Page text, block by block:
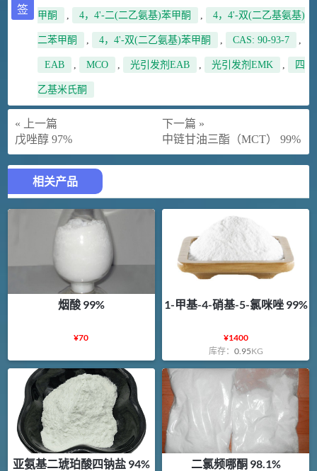
签
甲酮 , 4，4'-二(二乙氨基)苯甲酮 , 4，4'-双(二乙基氨基)
二苯甲酮 , 4，4'-双(二乙氨基)苯甲酮 , CAS: 90-93-7 ,
EAB , MCO , 光引发剂EAB , 光引发剂EMK , 四
乙基米氏酮
« 上一篇
戊唑醇 97%
下一篇 »
中链甘油三酯（MCT） 99%
相关产品
烟酸 99%
¥70
1-甲基-4-硝基-5-氯咪唑 99%
¥1400
库存： 0.95KG
亚氨基二琥珀酸四钠盐 94% 二氯频哪酮 98.1%